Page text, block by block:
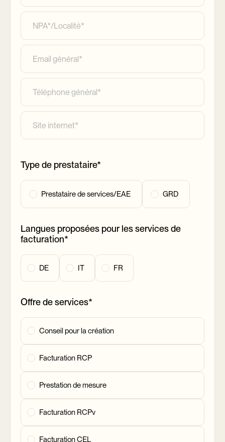
NPA*/Localité*
Email général*
Téléphone général*
Site internet*
Type de prestataire*
Prestataire de services/EAE GRD
Langues proposées pour les services de
facturation*
DE IT FR
Offre de services*
Conseil pour la création
Facturation RCP
Prestation de mesure
Facturation RCPv
Facturation CEL